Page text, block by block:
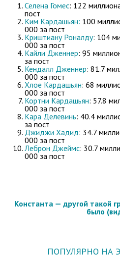
Селена Гомес: 122
пост
Ким Кардашьян: 100
000 за пост
Криштиану Роналду: 104
000 за пост
Кайли Дженнер: 95
за пост
Кендалл Дженнер: 81.7
000 за пост
Хлое Кардашьян: 68
000 за пост
Кортни Кардашьян: 57.8
000 за пост
Кара Делевинь: 40.4
за пост
Джиджи Хадид: 34.7
000 за пост
Леброн Джеймс: 30.7
000 за пост
Константа — другой такой
было
ПОПУЛЯРНО НА